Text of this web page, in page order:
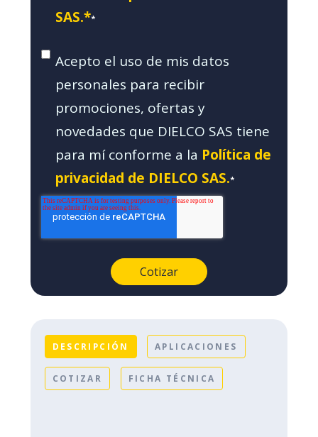
SAS.**
Acepto el uso de mis datos
personales para recibir
promociones, ofertas y
novedades que DIELCO SAS tiene
para mí conforme a la Política de
privacidad de DIELCO SAS.*
DESCRIPCIÓN APLICACIONES
COTIZAR FICHA TÉCNICA